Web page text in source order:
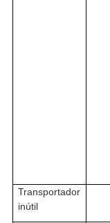
Transportador
inútil